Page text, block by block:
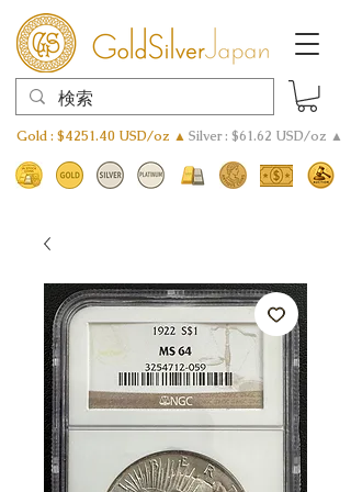
Gold : $4251.40 USD/oz ▲ Silver : $61.62 USD/oz ▲